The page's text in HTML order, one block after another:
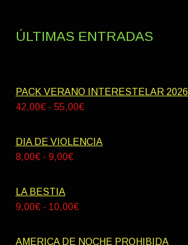
ÚLTIMAS ENTRADAS
PACK VERANO INTERESTELAR 2026
42,00€ - 55,00€Rango
precios:
DIA DE VIOLENCIA
8,00€ - 9,00€Rango
desde
LA BESTIA
9,00€ - 10,00€Rango
precios:
AMERICA DE NOCHE PROHIBIDA